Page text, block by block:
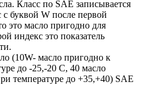
Класс по SAE записывается
буквой W после первой
это масло пригодно для
индекс это показатель
(10W- масло пригодно к
до -25,-20 С, 40 масло
температуре до +35,+40) SAE